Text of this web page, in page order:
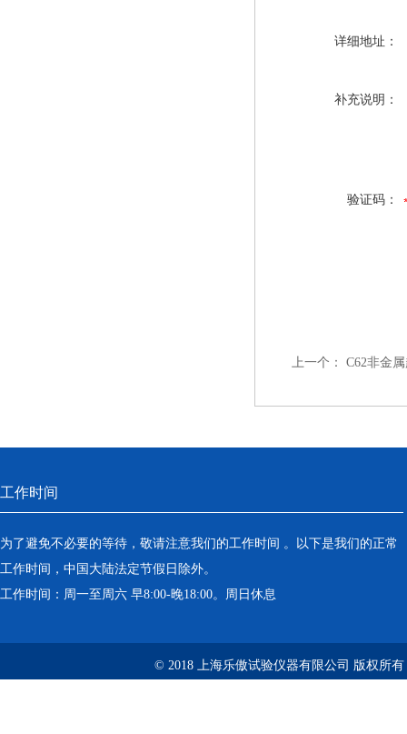
详细地址：
补充说明：
验证码：
上一个： C62非金
工作时间
为了避免不必要的等待，敬请注意我们的工作时间 。以下是我们的正常
工作时间，中国大陆法定节假日除外。
工作时间：周一至周六 早8:00-晚18:00。周日休息
© 2018 上海乐傲试验仪器有限公司 版权所